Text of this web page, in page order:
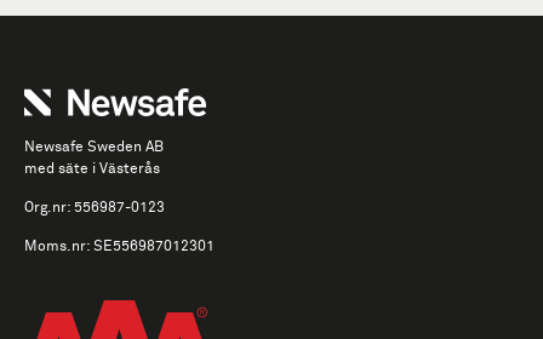
Newsafe Sweden AB
med säte i Västerås
Org.nr: 556987-0123
Moms.nr: SE556987012301